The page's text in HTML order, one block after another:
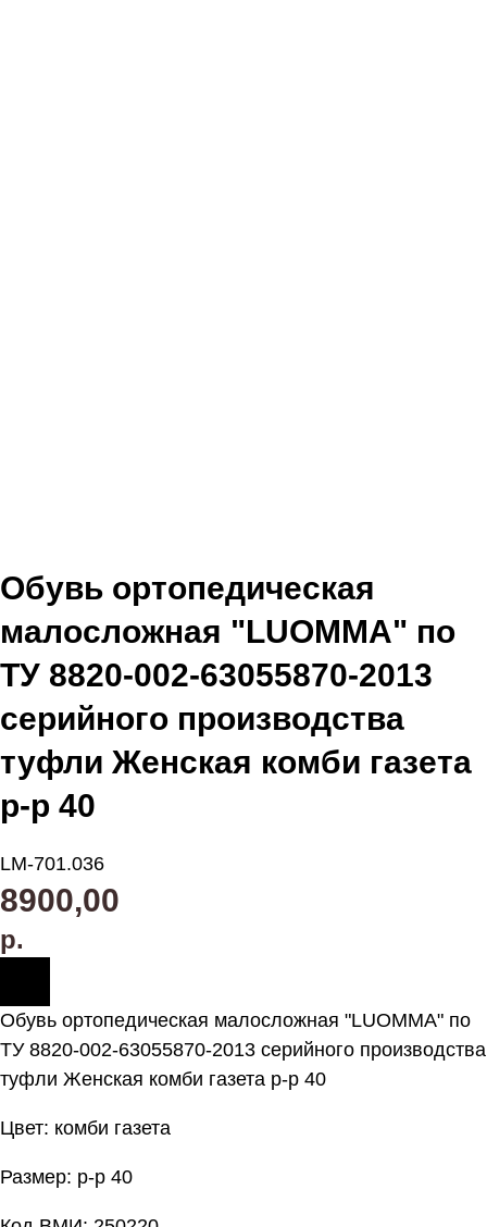
Обувь ортопедическая
малосложная "LUOMMA" по
ТУ 8820-002-63055870-2013
серийного производства
туфли Женская комби газета
р-р 40
LM-701.036
8900,00
р.
Обувь ортопедическая малосложная "LUOMMA" по
ТУ 8820-002-63055870-2013 серийного производства
туфли Женская комби газета р-р 40
Цвет: комби газета
Размер: р-р 40